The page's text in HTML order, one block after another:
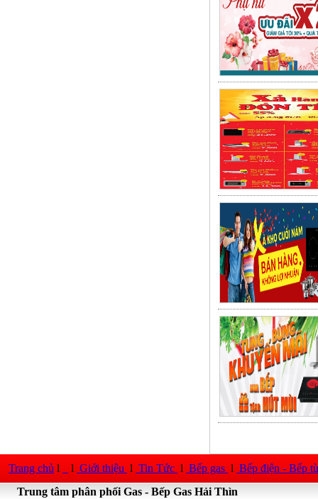
Trang chủ l l Giới thiệu l Tin Tức l Bếp gas l Bếp điện - Bếp
Trung tâm phân phối Gas - Bếp Gas Hải Thìn